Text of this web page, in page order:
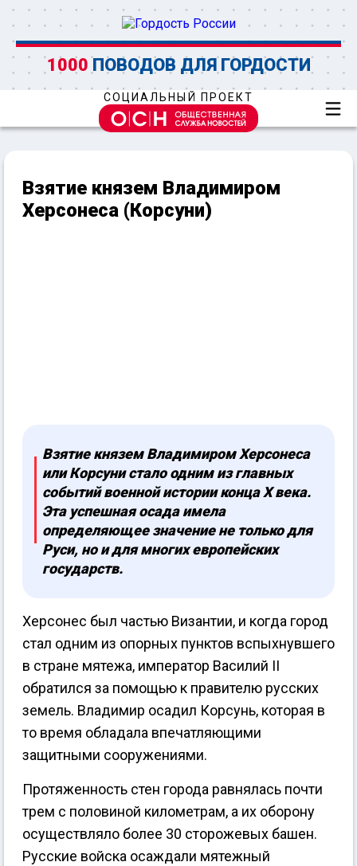
1000 ПОВОДОВ ДЛЯ ГОРДОСТИ
СОЦИАЛЬНЫЙ ПРОЕКТ
Взятие князем Владимиром
Херсонеса (Корсуни)
Взятие князем Владимиром Херсонеса
или Корсуни стало одним из главных
событий военной истории конца X века.
Эта успешная осада имела
определяющее значение не только для
Руси, но и для многих европейских
государств.
Херсонес был частью Византии, и когда город
стал одним из опорных пунктов вспыхнувшего
в стране мятежа, император Василий II
обратился за помощью к правителю русских
земель. Владимир осадил Корсунь, которая в
то время обладала впечатляющими
защитными сооружениями.
Протяженность стен города равнялась почти
трем с половиной километрам, а их оборону
осуществляло более 30 сторожевых башен.
Русские войска осаждали мятежный